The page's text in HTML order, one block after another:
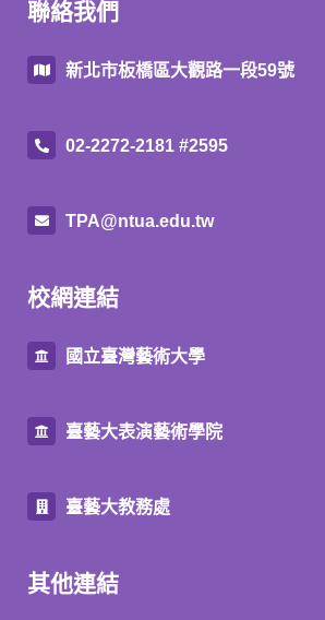
聯絡我們
新北市板橋區大觀路一段59號
02-2272-2181 #2595
TPA@ntua.edu.tw
校網連結
國立臺灣藝術大學
臺藝大表演藝術學院
臺藝大教務處
其他連結